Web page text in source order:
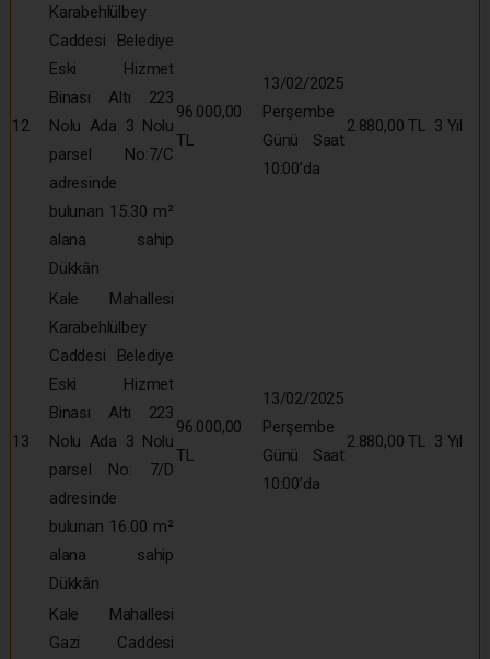
12
Karabehlülbey
Caddesi Belediye
Eski Hizmet
Binası Altı 223
Nolu Ada 3 Nolu
parsel No:7/C
adresinde
bulunan 15.30 m²
alana sahip
Dükkân
96.000,00
TL
13/02/2025
Perşembe
Günü Saat
10:00’da
2.880,00 TL 3 Yıl
13
Kale Mahallesi
Karabehlülbey
Caddesi Belediye
Eski Hizmet
Binası Altı 223
Nolu Ada 3 Nolu
parsel No: 7/D
adresinde
bulunan 16.00 m²
alana sahip
Dükkân
96.000,00
TL
13/02/2025
Perşembe
Günü Saat
10:00’da
2.880,00 TL 3 Yıl
Kale Mahallesi
Gazi Caddesi